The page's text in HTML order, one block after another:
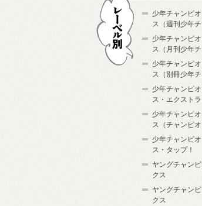
少年チャンピ
ス（週刊少年チ
少年チャンピ
ス（月刊少年チ
少年チャンピ
ス（別冊少年チ
少年チャンピ
ス・エクストラ
少年チャンピ
ス（チャンピオ
少年チャンピ
ス・タップ！
ヤングチャン
クス
ヤングチャン
クス